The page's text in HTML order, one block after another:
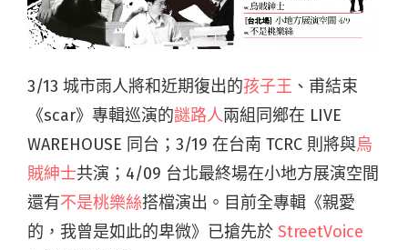
3/13 城市雨人將和近期復出的孩子王 、甫結束
《scar》專輯巡演的謎路人兩組同鄉在 LIVE
WAREHOUSE 同台；3/19 在台南 TCRC 則將與烏
賊紳士共演；4/09 台北最終場在小地方展演空間
還有不是桃樂絲搭檔演出。目前全專輯《親愛
的，我曾是如此的卑微》已搶先於 StreetVoice